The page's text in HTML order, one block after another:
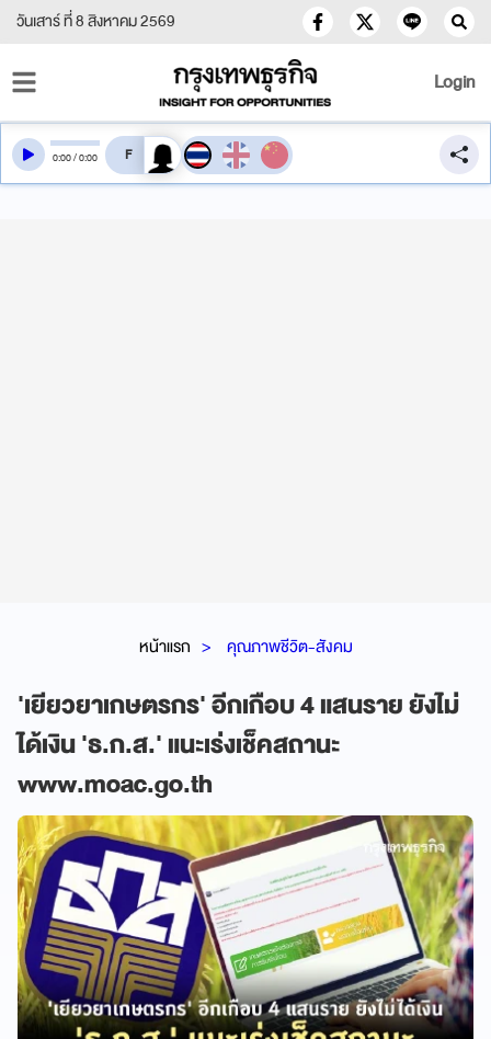
วันเสาร์ ที่ 8 สิงหาคม 2569
Login
หน้าแรก คุณภาพชีวิต-สังคม
'เยียวยาเกษตรกร' อีกเกือบ 4 แสนราย ยังไม่
ได้เงิน 'ธ.ก.ส.' แนะเร่งเช็คสถานะ
www.moac.go.th
0:00/0:00 สลับเสียงอ่าน